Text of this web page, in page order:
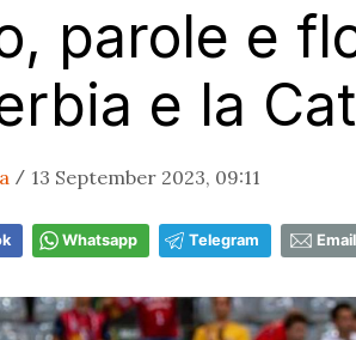
parole e
e la
/ 13 September 2023, 09:11
Whatsapp Telegram Email